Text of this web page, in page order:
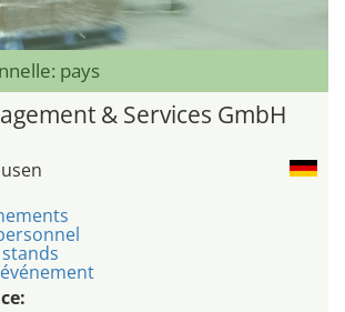
pays
& Services GmbH